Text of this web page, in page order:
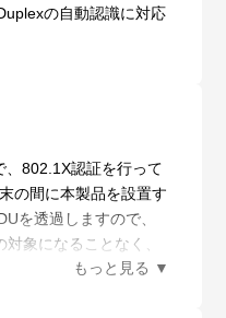
の自動認識に対応
、802.1X認証を行って
の間に本製品を設置す
を透過しますので、
象になることなく、
ることが可能です。